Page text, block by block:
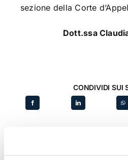
sezione della Corte
Dott.ssa
CONDIVIDI SUI